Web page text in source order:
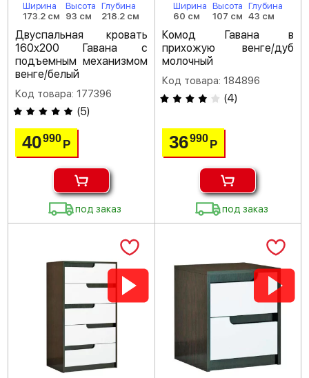
Ширина
173.2 см
Высота
93 см
Глубина
218.2 см
Двуспальная кровать
160х200 Гавана с
подъемным механизмом
венге/белый
Код товара: 177396
(5)
40990Р
под заказ
Ширина
60 см
Высота
107 см
Глубина
43 см
Комод Гавана в
прихожую венге/дуб
молочный
Код товара: 184896
(4)
36990 Р
под заказ